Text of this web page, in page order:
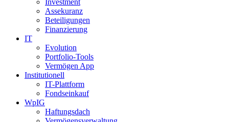
Investment
Assekuranz
Beteiligungen
Finanzierung
IT
Evolution
Portfolio-Tools
Vermögen App
Institutionell
IT-Plattform
Fondseinkauf
WpIG
Haftungsdach